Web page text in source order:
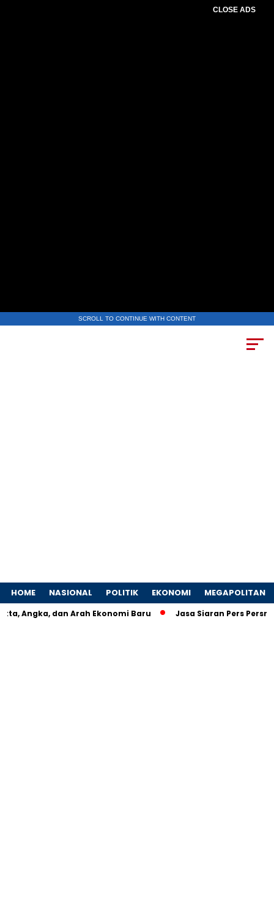
CLOSE ADS
SCROLL TO CONTINUE WITH CONTENT
HOME NASIONAL POLITIK EKONOMI MEGAPOLITAN
Angka, dan Arah Ekonomi Baru Jasa Siaran Pers